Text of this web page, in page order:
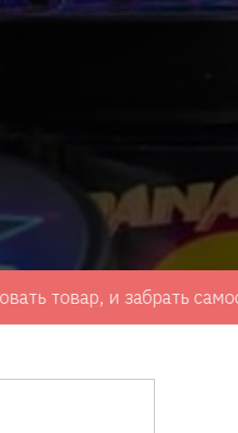
и забрать